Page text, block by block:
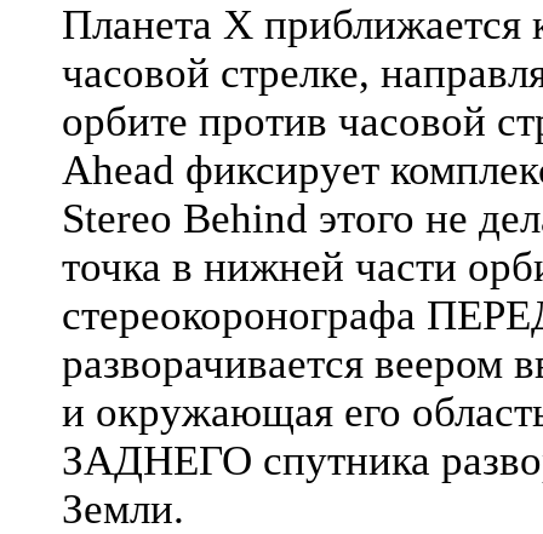
Планета X приближается
часовой стрелке,
орбите против часовой
Ahead фиксирует
Stereo Behind этого не
точка в нижней части
стереокоронографа
разворачивается веером
и окружающая его
ЗАДНЕГО спутника
Земли.